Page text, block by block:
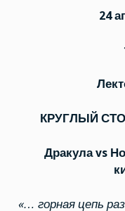
24
КРУГЛЫЙ
Дракулаvs
«… горная цепь